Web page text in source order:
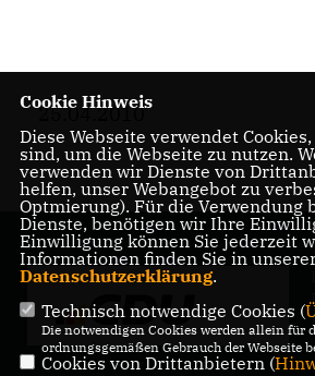
25.04.2010
Cookie Hinweis
Diese Webseite verwendet
sind, um die Webseite zu nutzen.
verwenden wir Dienste von
helfen, unser Webangebot zu
Optmierung). Für die Verwendung
Dienste, benötigen wir Ihre
Einwilligung können Sie jederzeit
Informationen finden Sie in
Datenschutzerklärung.
Technisch notwendige Cookies (
Die notwendigen Cookies werden allein für
ordnungsgemäßen Gebrauch der Webseite
Cookies von Drittanbietern (